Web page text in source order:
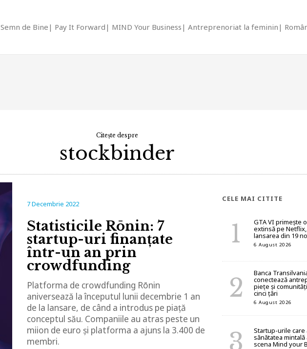
Semn de Bine Pay It Forward MIND Your Business Antreprenoriat la feminin
Citește despre
stockbinder
7 Decembrie 2022
Statisticile Rōnin: 7
startup-uri finanțate
într-un an prin
crowdfunding
Platforma de crowdfunding Rōnin
aniversează la începutul lunii decembrie 1 an
de la lansare, de când a introdus pe piață
conceptul său. Companiile au atras peste un
miion de euro și platforma a ajuns la 3.400 de
membri.
CELE MAI CITITE
GTA VI primește
extinsă pe
lansarea din 19
6 August 2026
Banca
conectează
piețe și
cinci țări
6 August 2026
Startup-urile care
sănătatea
scena Mind your